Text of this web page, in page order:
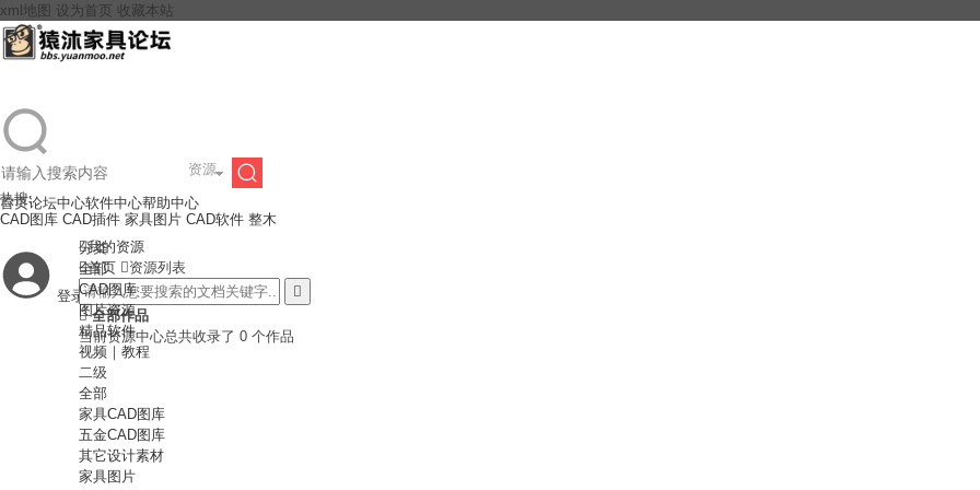
xml地图 设为首页 收藏本站
资源
索
热搜:
CAD图库 CAD插件 家具图片 CAD软件 整木
登录 注册
首页论坛中心软件中心帮助中心
我的资源
首页  资源列表

全部作品
当前资源中心总共收录了 0 个作品
分类
全部
CAD图库
图片资源
精品软件
视频｜教程
二级
全部
家具CAD图库
五金CAD图库
其它设计素材
家具图片